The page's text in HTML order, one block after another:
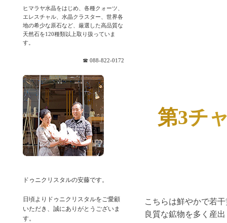
第3チ
こちらは鮮やかで若
良質な鉱物を多く産
ヒマラヤ水晶をはじめ、各種クォーツ、
エレスチャル、水晶クラスター、世界各
地の希少な原石など、厳選した高品質な
天然石を120種類以上取り扱っていま
☎ 088-822-0172
ドゥニクリスタルの安藤です。
日頃よりドゥニクリスタルをご愛顧
いただき、誠にありがとうございま
す。